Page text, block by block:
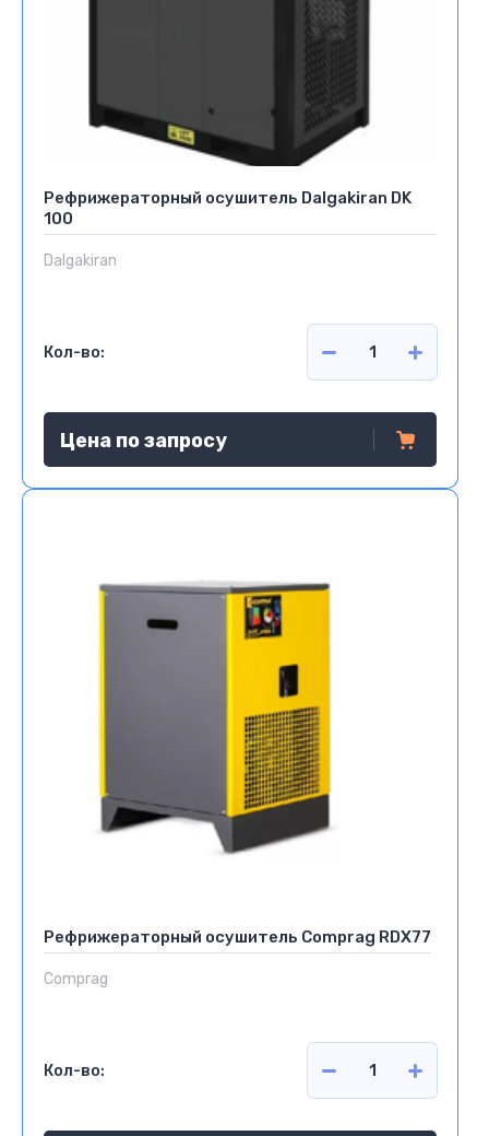
Рефрижераторный осушитель Dalgakiran DK
100
Dalgakiran
Кол-во:
Цена по запросу
Рефрижераторный осушитель Comprag RDX77
Comprag
Кол-во: